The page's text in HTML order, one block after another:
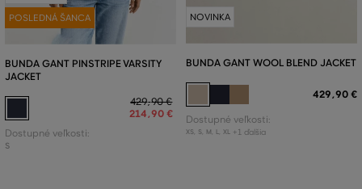
POSLEDNÁ ŠANCA
BUNDA GANT PINSTRIPE VARSITY
JACKET
429,90 €
214,90 €
Dostupné veľkosti:
S
NOVINKA
BUNDA GANT WOOL BLEND JACKET
429,90 €
Dostupné veľkosti:
XS, S, M L, XL +1 ďalšia